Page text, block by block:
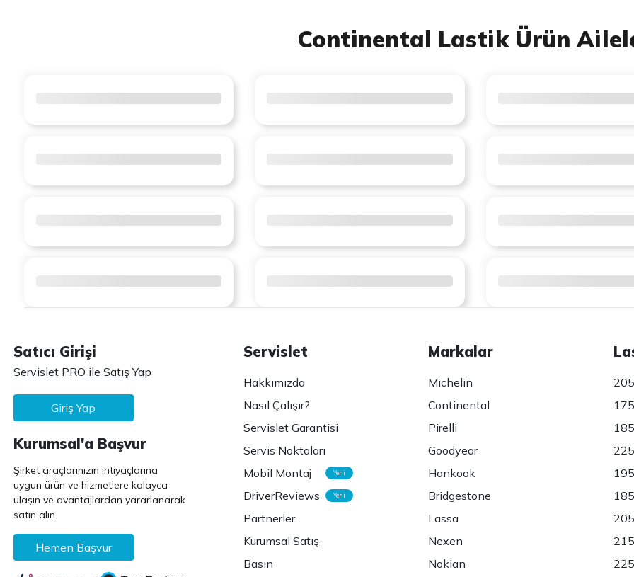
Continental Lastik Ürün
Satıcı Girişi
Servislet PRO ile Satış Yap
Giriş Yap
Kurumsal'a Başvur
Şirket araçlarınızın ihtiyaçlarına
uygun ürün ve hizmetlere kolayca
ulaşın ve avantajlardan yararlanarak
satın alın.
Hemen Başvur
Servislet
Hakkımızda
Nasıl Çalışır?
Servislet Garantisi
Servis Noktaları
Mobil Montaj
Yeni
DriverReviews Yeni
Partnerler
Kurumsal Satış
Basın
Markalar
Michelin
Continental
Pirelli
Goodyear
Hankook
Bridgestone
Lassa
Nexen
Nokian